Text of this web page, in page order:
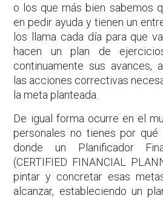
o los que más bien sabemos
en pedir ayuda y tienen un
los llama cada día para que
hacen un plan de
continuamente sus avances,
las acciones correctivas
la meta planteada.
De igual forma ocurre en el
personales no tienes por
donde un Planificador
(CERTIFIED FINANCIAL
pintar y concretar esas
alcanzar, estableciendo un